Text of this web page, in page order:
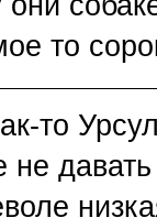
то
то
не